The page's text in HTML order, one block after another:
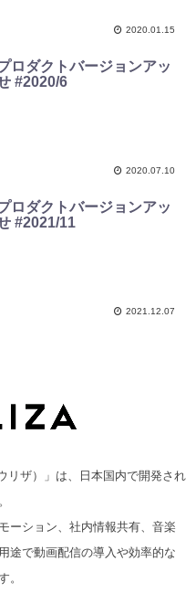
2020.01.15
ロダクトバージョンアッ
#2020/6
2020.07.10
ロダクトバージョンアッ
#2021/11
2021.12.07
リザ）」は、日本国内で開発され
ーション、社内情報共有、音楽
途で動画配信の導入や効率的な
。